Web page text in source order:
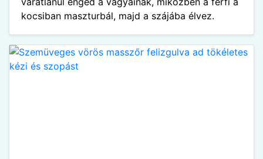
kocsiban maszturbál, majd a szájába élvez.